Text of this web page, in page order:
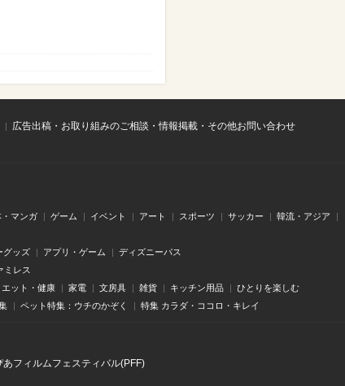
広告出稿・お取り組みのご相談・情報掲載・その他お問い合わせ
・マンガ ゲーム イベント アート スポーツ サッカー 韓流・アジア
グッズ アプリ・ゲーム ディズニーパス
ミレス
エット・健康 家電 文房具 雑貨 キッチン用品 ひとりを楽しむ
ペット特集：ウチのかぞく 特集 カラダ・ココロ・キレイ
あフィルムフェスティバル(PFF)